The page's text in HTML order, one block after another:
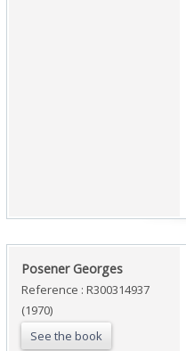
‎Posener Georges‎
Reference : R300314937
(1970)
See the book